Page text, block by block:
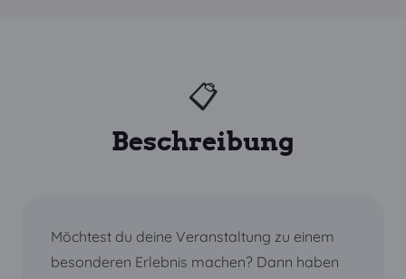
📋
Beschreibung
Möchtest du deine Veranstaltung zu einem
besonderen Erlebnis machen? Dann haben